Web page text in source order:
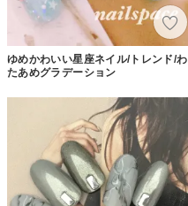
ゆめかわいい星座ネイル/トレンド/わ
たあめグラデーション